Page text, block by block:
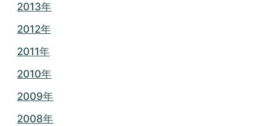
2013年
2012年
2011年
2010年
2009年
2008年